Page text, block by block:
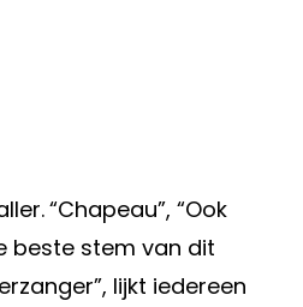
“Chapeau”, “Ook
beste stem van dit
lijkt iedereen